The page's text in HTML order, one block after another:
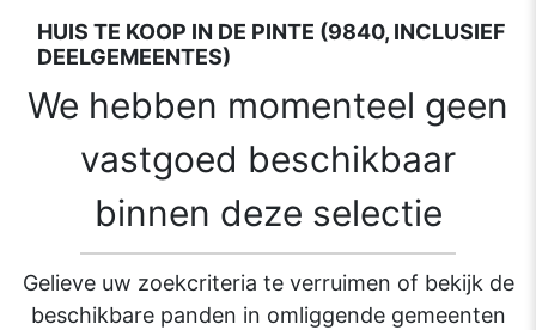
HUIS TE KOOP IN DE PINTE (9840, INCLUSIEF
DEELGEMEENTES)
We hebben momenteel geen
vastgoed beschikbaar
binnen deze selectie
Gelieve uw zoekcriteria te verruimen of bekijk de
beschikbare panden in omliggende gemeenten